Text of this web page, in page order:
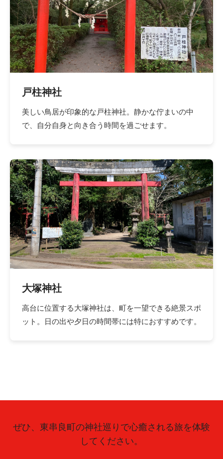
戸柱神社
美しい鳥居が印象的な戸柱神社。静かな佇まいの中
で、自分自身と向き合う時間を過ごせます。
大塚神社
高台に位置する大塚神社は、町を一望できる絶景スポ
ット。日の出や夕日の時間帯には特におすすめです。
ぜひ、東串良町の神社巡りで心癒される旅を体験
してください。